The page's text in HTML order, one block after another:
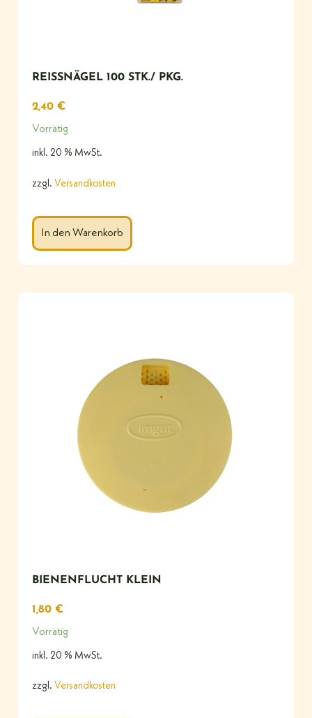
REISSNÄGEL 100 STK./ PKG.
2,40 €
Vorrätig
inkl. 20 % MwSt.
zzgl. Versandkosten
In den Warenkorb
BIENENFLUCHT KLEIN
1,80 €
Vorrätig
inkl. 20 % MwSt.
zzgl. Versandkosten